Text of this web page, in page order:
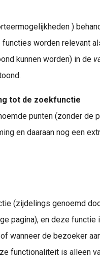
)
worden relevant
kunnen worden) in de
tot de zoekfunctie
punten (zonder de
en daaraan nog een
(zijdelings genoemd
pagina), en deze functie
wanneer de bezoeker
functionaliteit is alleen